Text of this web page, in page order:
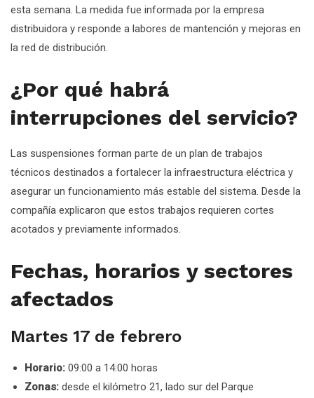
esta semana. La medida fue informada por la empresa
distribuidora y responde a labores de mantención y mejoras en
la red de distribución.
¿Por qué habrá
interrupciones del servicio?
Las suspensiones forman parte de un plan de trabajos
técnicos destinados a fortalecer la infraestructura eléctrica y
asegurar un funcionamiento más estable del sistema. Desde la
compañía explicaron que estos trabajos requieren cortes
acotados y previamente informados.
Fechas, horarios y sectores
afectados
Martes 17 de febrero
Horario: 09:00 a 14:00 horas
Zonas: desde el kilómetro 21, lado sur del Parque